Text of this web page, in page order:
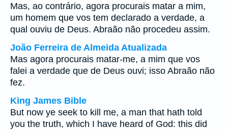
Mas, ao contrário, agora procurais matar a mim,
um homem que vos tem declarado a verdade, a
qual ouviu de Deus. Abraão não procedeu assim.
João Ferreira de Almeida Atualizada
Mas agora procurais matar-me, a mim que vos
falei a verdade que de Deus ouvi; isso Abraão não
fez.
King James Bible
But now ye seek to kill me, a man that hath told
you the truth, which I have heard of God: this did